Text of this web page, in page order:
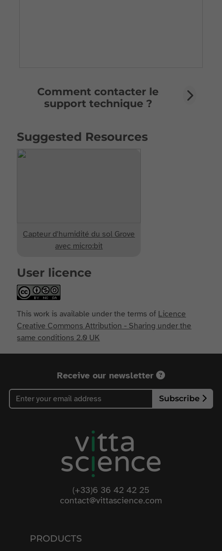
Comment contacter le
support technique ?
Suggested Resources
Capteur d'humidité du sol Grove
avec micro:bit
User licence
This work is available under the terms of Licence
Creative Commons Attribution - Sharing under the
same conditions 2.0 UK
Receive our newsletter
Subscribe
(+33)6 36 42 42 25
contact@vittascience.com
PRODUCTS